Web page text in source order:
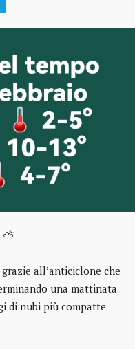
⛅
all’anticiclone che
una mattinata
di nubi più compatte